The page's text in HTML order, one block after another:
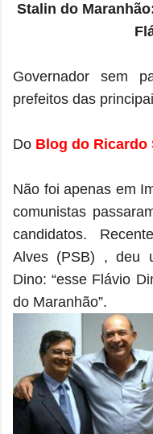
Stalin do
Governador sem
prefeitos das
Do Blog do Ricardo
Não foi apenas em
comunistas
candidatos.
Alves (PSB) , deu
Dino: “esse Flávio
do Maranhão”.